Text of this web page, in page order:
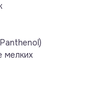
мелких